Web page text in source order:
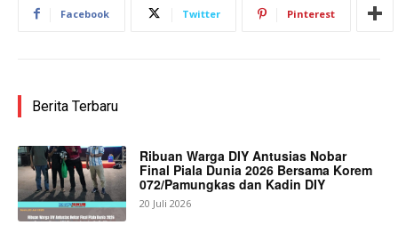
Facebook Twitter Pinterest
Berita Terbaru
Ribuan Warga DIY Antusias Nobar
Final Piala Dunia 2026 Bersama Korem
072/Pamungkas dan Kadin DIY
20 Juli 2026